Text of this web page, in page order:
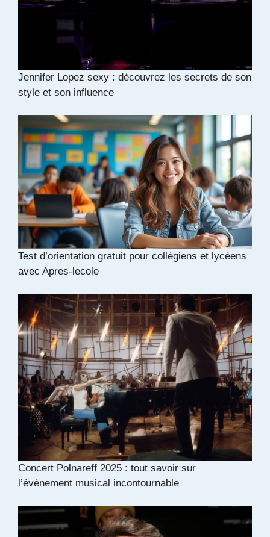
Jennifer Lopez sexy : découvrez les secrets de son
style et son influence
Test d’orientation gratuit pour collégiens et lycéens
avec Apres-lecole
Concert Polnareff 2025 : tout savoir sur
l’événement musical incontournable